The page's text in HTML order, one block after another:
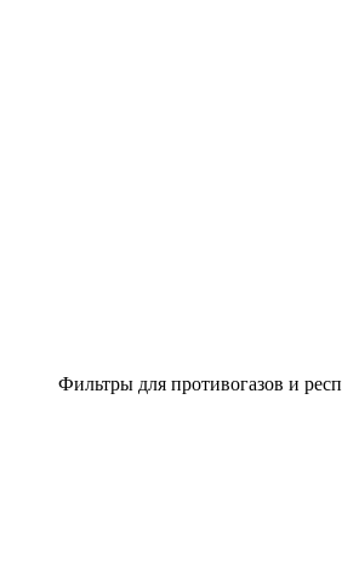
Фильтры для противогазов и